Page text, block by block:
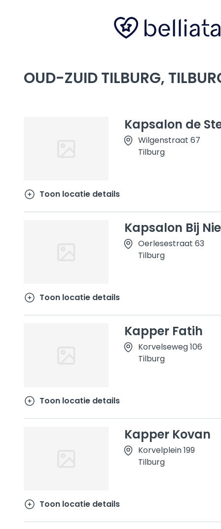
OUD-ZUID TILBURG,
Kapsalon de
Wilgenstraat 67
Tilburg
Toon locatie details
Kapsalon Bij
Oerlesestraat 63
Tilburg
Toon locatie details
Kapper Fatih
Korvelseweg 106
Tilburg
Toon locatie details
Kapper Kovan
Korvelplein 199
Tilburg
Toon locatie details